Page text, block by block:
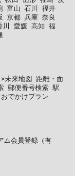
富山 石川
福井
京都 兵庫 奈良
川 愛媛 高知 福
未来地図
距離・面
郵便番号検索 駅
おでかけプラン
ム会員登録（有